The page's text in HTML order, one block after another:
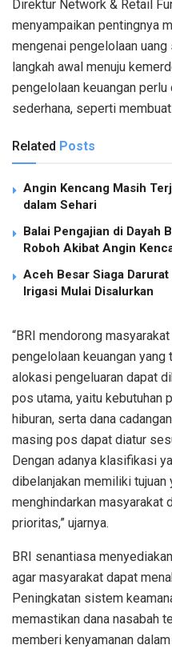
Direktur Network & Retail
menyampaikan pentingnya
mengenai pengelolaan uang
langkah awal menuju
pengelolaan keuangan perlu
sederhana, seperti membuat
Related Posts
Angin Kencang Masih
dalam Sehari
Balai Pengajian di Dayah
Roboh Akibat Angin
Aceh Besar Siaga
Irigasi Mulai Disalurkan
“BRI mendorong masyarakat
pengelolaan keuangan yang
alokasi pengeluaran dapat
pos utama, yaitu kebutuhan
hiburan, serta dana cadangan
masing pos dapat diatur
Dengan adanya klasifikasi
dibelanjakan memiliki tujuan
menghindarkan masyarakat
prioritas,” ujarnya.
BRI senantiasa menyediakan
agar masyarakat dapat
Peningkatan sistem
memastikan dana nasabah
memberi kenyamanan dalam